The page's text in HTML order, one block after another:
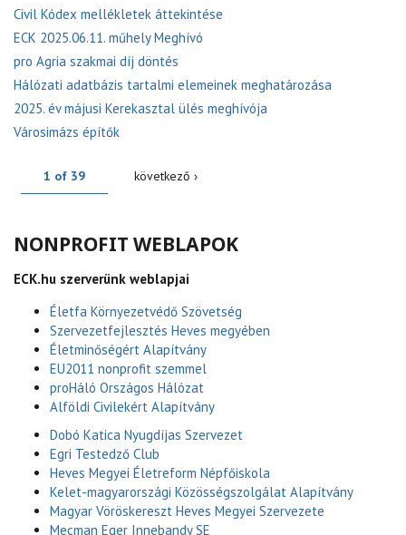
Civil Kódex mellékletek áttekintése
ECK 2025.06.11. műhely Meghívó
pro Agria szakmai díj döntés
Hálózati adatbázis tartalmi elemeinek meghatározása
2025. év májusi Kerekasztal ülés meghívója
Városimázs építők
1 of 39 következő ›
NONPROFIT WEBLAPOK
ECK.hu szerverünk weblapjai
Életfa Környezetvédő Szövetség
Szervezetfejlesztés Heves megyében
Életminőségért Alapítvány
EU2011 nonprofit szemmel
proHáló Országos Hálózat
Alföldi Civilekért Alapítvány
Dobó Katica Nyugdíjas Szervezet
Egri Testedző Club
Heves Megyei Életreform Népfőiskola
Kelet-magyarországi Közösségszolgálat Alapítvány
Magyar Vöröskereszt Heves Megyei Szervezete
Mecman Eger Innebandy SE